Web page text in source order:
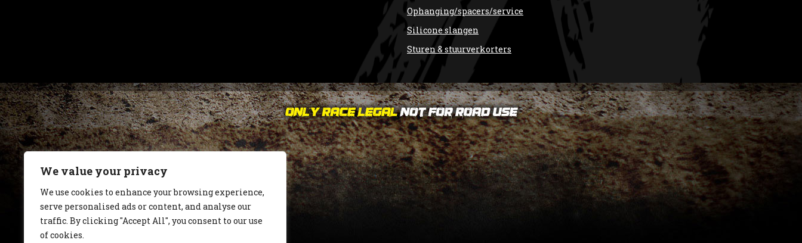
We value your privacy
We use cookies to enhance your browsing experience,
serve personalised ads or content, and analyse our
traffic. By clicking "Accept All", you consent to our use
of cookies.
Ophanging/spacers/service
Silicone slangen
Sturen & stuurverkorters